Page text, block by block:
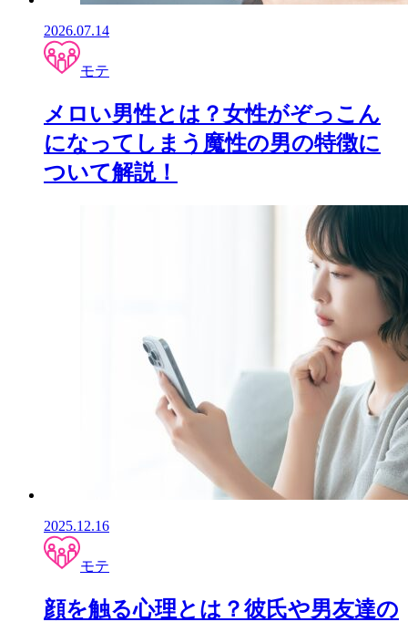
2026.07.14
モテ
メロい男性とは？女性がぞっこん
になってしまう魔性の男の特徴に
ついて解説！
2025.12.16
モテ
顔を触る心理とは？彼氏や男友達の